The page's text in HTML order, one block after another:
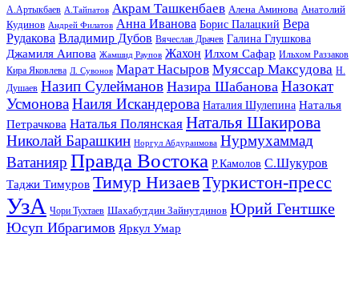
А.Артыкбаев А.Тайпатов Акрам Ташкенбаев Алена Аминова Анатолий
Кудинов Андрей Филатов Анна Иванова Борис Палацкий Вера
Рудакова Владимир Дубов Вячеслав Драчев Галина Глушкова
Джамиля Аипова Жамшид Раупов Жахон Илхом Сафар Ильхом Раззаков
Кира Яковлева Л. Сувонов Марат Насыров Муяссар Максудова Н.
Душаев Назип Сулейманов Назира Шабанова Назокат
УсмоноваНаиля Искандерова Наталия Шулепина Наталья
Петрачкова Наталья Полянская Наталья Шакирова
Николай Барашкин Норгул Абдураимова Нурмухаммад
Ватанияр Правда Востока Р.Камолов С.Шукуров
Таджи Тимуров Тимур НизаевТуркистон-пресс
УзА Чори Тухтаев Шахабутдин Зайнутдинов Юрий Гентшке
Юсуп Ибрагимов Яркул Умар